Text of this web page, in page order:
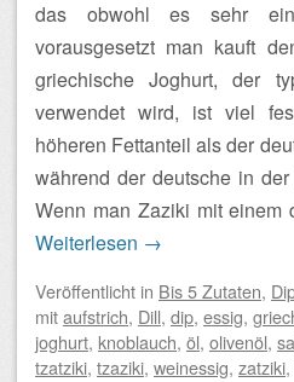
das obwohl es sehr
vorausgesetzt man kauft
griechische Joghurt, der
verwendet wird, ist viel
höheren Fettanteil als der
während der deutsche in
Wenn man Zaziki mit einem
Weiterlesen →
Veröffentlicht in Bis 5 Zutaten,
mitaufstrich, Dill, dip, essig,
joghurt, knoblauch, öl, olivenöl,
tzatziki, tzaziki, weinessig, zatziki,